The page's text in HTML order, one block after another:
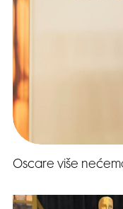
Oscare više